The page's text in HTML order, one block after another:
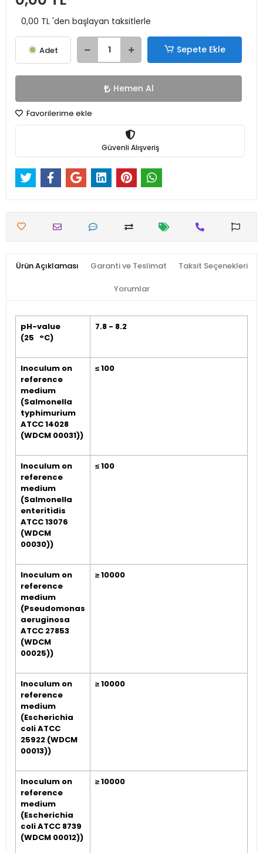
0,00 TL 'den başlayan taksitlerle
Adet Sepete Ekle
Hemen Al
Favorilerime ekle
Güvenli Alışveriş
Ürün Açıklaması Garanti ve Teslimat Taksit Seçenekleri
Yorumlar
pH-value
(25 °C)
7.8 - 8.2
Inoculum on
reference
medium
(Salmonella
typhimurium
ATCC 14028
(WDCM 00031))
≤ 100
Inoculum on
reference
medium
(Salmonella
enteritidis
ATCC 13076
(WDCM
00030))
≤ 100
Inoculum on
reference
medium
(Pseudomonas
aeruginosa
ATCC 27853
(WDCM
00025))
≥ 10000
Inoculum on
reference
medium
(Escherichia
coli ATCC
25922 (WDCM
00013))
≥ 10000
Inoculum on
reference
medium
(Escherichia
coli ATCC 8739
(WDCM 00012))
≥ 10000